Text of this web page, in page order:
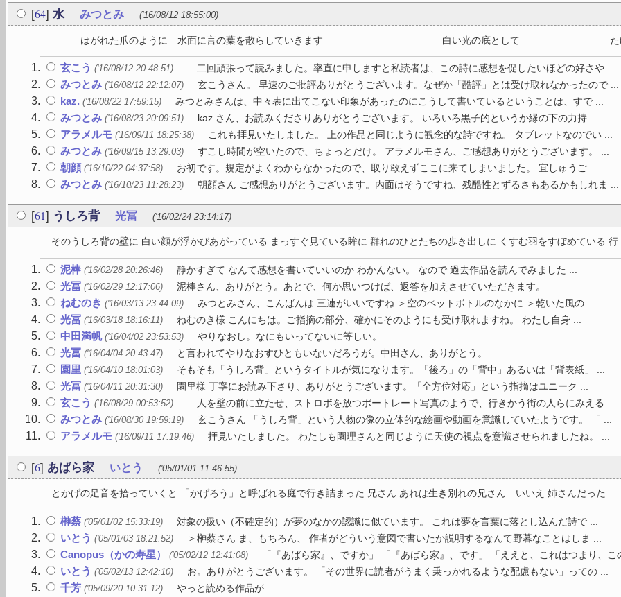
[64] 水 みつとみ ('16/08/12 18:55:00)
はがれた爪のように 水面に言の葉を散らしていきます 白い光の底として たゆ
玄こう ('16/08/12 20:48:51) 二回頑張って読みました。率直に申しますと私読者は、この詩に感想を促したいほどの好さや ...
みつとみ ('16/08/12 22:12:07) 玄こうさん。 早速のご批評ありがとうございます。なぜか「酷評」とは受け取れなかったので ...
kaz. ('16/08/22 17:59:15) みつとみさんは、中々表に出てこない印象があったのにこうして書いているということは、すで ...
みつとみ ('16/08/23 20:09:51) kaz.さん、お読みくださりありがとうございます。 いろいろ黒子的というか縁の下の力持 ...
アラメルモ ('16/09/11 18:25:38) これも拝見いたしました。 上の作品と同じように観念的な詩ですね。 タブレットなのでい ...
みつとみ ('16/09/15 13:29:03) すこし時間が空いたので、ちょっとだけ。 アラメルモさん、ご感想ありがとうございます。 ...
朝顔 ('16/10/22 04:37:58) お初です。規定がよくわからなかったので、取り敢えずここに来てしまいました。 宜しゅうご ...
みつとみ ('16/10/23 11:28:23) 朝顔さん ご感想ありがとうございます。内面はそうですね、残酷性とずるさもあるかもしれま ...
[61] うしろ背 光冨 ('16/02/24 23:14:17)
そのうしろ背の壁に 白い顔が浮かびあがっている まっすぐ見ている眸に 群れのひとたちの歩き出しに くすむ羽をすぼめている 行
泥棒 ('16/02/28 20:26:46) 静かすぎて なんて感想を書いていいのか わかんない。 なので 過去作品を読んでみました ...
光冨 ('16/02/29 12:17:06) 泥棒さん、ありがとう。あとで、何か思いつけば、返答を加えさせていただきます。
ねむのき ('16/03/13 23:44:09) みつとみさん、こんばんは 三連がいいですね ＞空のペットボトルのなかに ＞乾いた風の ...
光冨 ('16/03/18 18:16:11) ねむのき様 こんにちは。ご指摘の部分、確かにそのようにも受け取れますね。 わたし自身 ...
中田満帆 ('16/04/02 23:53:53) やりなおし。なにもいってないに等しい。
光冨 ('16/04/04 20:43:47) と言われてやりなおすひともいないだろうが。中田さん、ありがとう。
園里 ('16/04/10 18:01:03) そもそも「うしろ背」というタイトルが気になります。「後ろ」の「背中」あるいは「背表紙」 ...
光冨 ('16/04/11 20:31:30) 園里様 丁寧にお読み下さり、ありがとうございます。「全方位対応」という指摘はユニーク ...
玄こう ('16/08/29 00:53:52) 人を壁の前に立たせ、ストロボを放つポートレート写真のようで、行きかう街の人らにみえる ...
みつとみ ('16/08/30 19:59:19) 玄こうさん 「うしろ背」という人物の像の立体的な絵画や動画を意識していたようです。 「 ...
アラメルモ ('16/09/11 17:19:46) 拝見いたしました。 わたしも園理さんと同じように天使の視点を意識させられましたね。 ...
[6] あばら家 いとう ('05/01/01 11:46:55)
とかげの足音を拾っていくと 「かげろう」と呼ばれる庭で行き詰まった 兄さん あれは生き別れの兄さん いいえ 姉さんだった ...
榊蔡 ('05/01/02 15:33:19) 対象の扱い（不確定的）が夢のなかの認識に似ています。 これは夢を言葉に落とし込んだ詩で ...
いとう ('05/01/03 18:21:52) ＞榊蔡さん ま、もちろん、 作者がどういう意図で書いたか説明するなんて野暮なことはしま ...
Canopus（かの寿星） ('05/02/12 12:41:08) 「『あばら家』、ですか」 「『あばら家』、です」 「ええと、これはつまり、こ
いとう ('05/02/13 12:42:10) お。ありがとうございます。 「その世界に読者がうまく乗っかれるような配慮もない」っての ...
千芳 ('05/09/20 10:31:12) やっと読める作品が…